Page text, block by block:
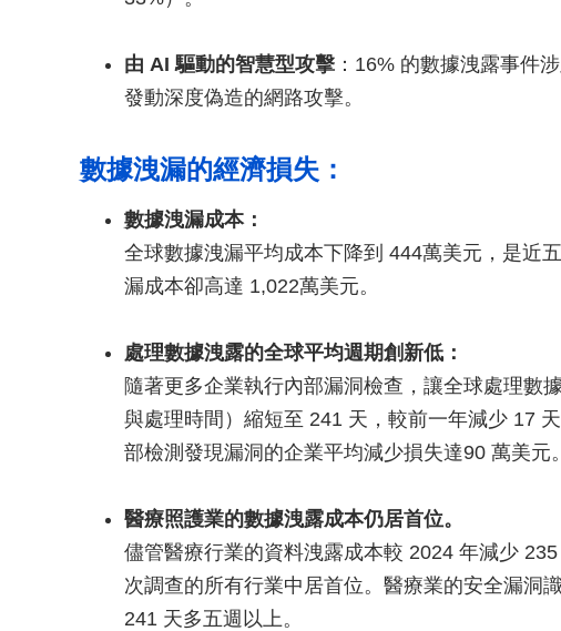
由 AI 驅動的智慧型攻擊 ：16% 的數據洩露事件
發動深度偽造的網路攻擊。
數據洩漏的經濟損失：
數據洩漏成本：
全球數據洩漏平均成本下降到 444萬美元，是近
漏成本卻高達 1,022萬美元。
處理數據洩露的全球平均週期創新低：
隨著更多企業執行內部漏洞檢查，讓全球處理數
與處理時間）縮短至 241 天，較前一年減少 17
部檢測發現漏洞的企業平均減少損失達90 萬美元。
醫療照護業的數據洩露成本仍居首位。
儘管醫療行業的資料洩露成本較 2024 年減少
次調查的所有行業中居首位。醫療業的安全漏洞
241 天多五週以上。